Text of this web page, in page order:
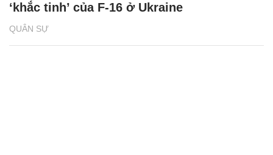
QUÂN SỰ
‘khắc tinh’ của F-16 ở Ukraine